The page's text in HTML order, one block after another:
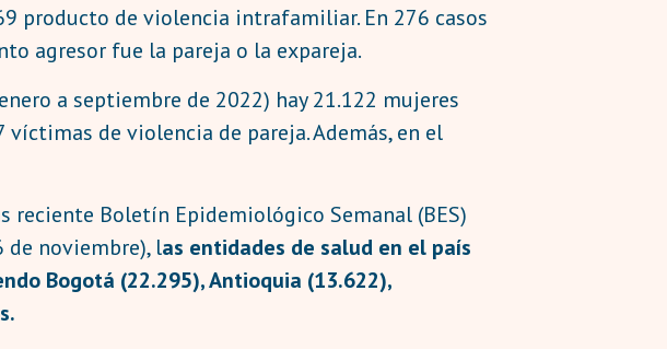
producto de violencia intrafamiliar. En 276 casos
agresor fue la pareja o la expareja.
a septiembre de 2022) hay 21.122 mujeres
de violencia de pareja. Además, en el
Boletín Epidemiológico Semanal (BES)
noviembre), las entidades de salud en el país
Bogotá (22.295), Antioquia (13.622),